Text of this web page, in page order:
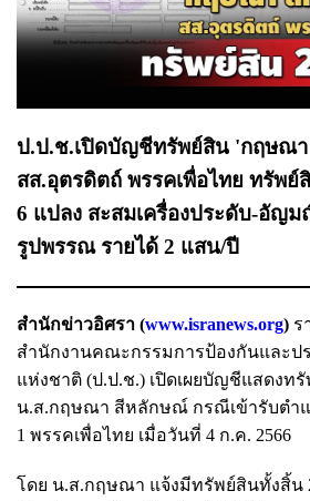
ป.ป.ช.เปิดบัญชีทรัพย์สิน 'กฤษณ
สส.อุตรดิตถ์ พรรคเพื่อไทย ทรัพย์
6 แปลง สะสมเครื่องประดับ-อัญม
รูปพรรณ รายได้ 2 แสน/ปี
สำนักข่าวอิศรา (www.isranews.org) ร
สำนักงานคณะกรรมการป้องกันและป
แห่งชาติ (ป.ป.ช.) เปิดเผยบัญชีแสดงท
น.ส.กฤษณา สีหลักษณ์ กรณีเข้ารับตำ
1 พรรคเพื่อไทย เมื่อวันที่ 4 ก.ค. 2566
โดย น.ส.กฤษณา แจ้งมีทรัพย์สินทั้งสิ้น